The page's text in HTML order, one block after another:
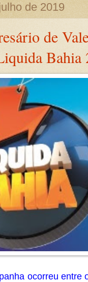
de 2019
de
Bahia
ocorreu entre